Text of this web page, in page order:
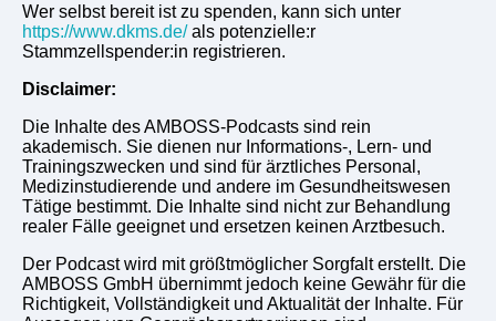
Wer selbst bereit ist zu spenden, kann sich unter
https://www.dkms.de/als potenzielle:r
Stammzellspender:in registrieren.
Disclaimer:
Die Inhalte des AMBOSS-Podcasts sind rein
akademisch. Sie dienen nur Informations-, Lern- und
Trainingszwecken und sind für ärztliches Personal,
Medizinstudierende und andere im Gesundheitswesen
Tätige bestimmt. Die Inhalte sind nicht zur Behandlung
realer Fälle geeignet und ersetzen keinen Arztbesuch.
Der Podcast wird mit größtmöglicher Sorgfalt erstellt. Die
AMBOSS GmbH übernimmt jedoch keine Gewähr für die
Richtigkeit, Vollständigkeit und Aktualität der Inhalte. Für